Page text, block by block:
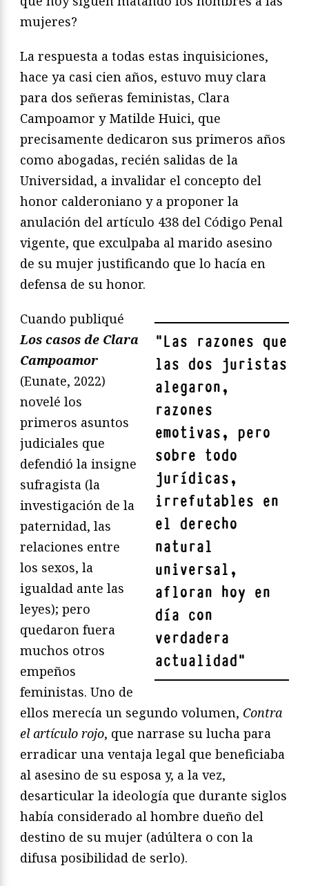
mujeres?
La respuesta a todas estas inquisiciones,
hace ya casi cien años, estuvo muy clara
para dos señeras feministas, Clara
Campoamor y Matilde Huici, que
precisamente dedicaron sus primeros años
como abogadas, recién salidas de la
Universidad, a invalidar el concepto del
honor calderoniano y a proponer la
anulación del artículo 438 del Código Penal
vigente, que exculpaba al marido asesino
de su mujer justificando que lo hacía en
defensa de su honor.
"Las razones que
las dos juristas
alegaron,
razones
emotivas, pero
sobre todo
jurídicas,
irrefutables en
el derecho
natural
universal,
afloran hoy en
día con
verdadera
actualidad"
Cuando publiqué
Los casos de Clara
Campoamor
(Eunate, 2022)
novelé los
primeros asuntos
judiciales que
defendió la insigne
sufragista (la
investigación de la
paternidad, las
relaciones entre
los sexos, la
igualdad ante las
leyes); pero
quedaron fuera
muchos otros
empeños
feministas. Uno de
ellos merecía un segundo volumen, Contra
el artículo rojo, que narrase su lucha para
erradicar una ventaja legal que beneficiaba
al asesino de su esposa y, a la vez,
desarticular la ideología que durante siglos
había considerado al hombre dueño del
destino de su mujer (adúltera o con la
difusa posibilidad de serlo).